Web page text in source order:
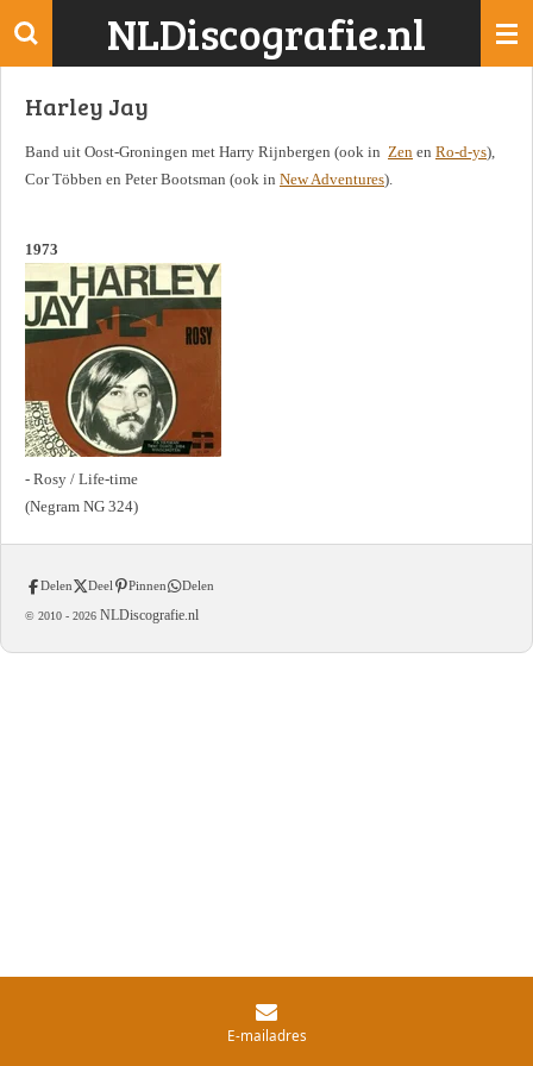
Ga
de
NLDiscografie.nl
Harley Jay
Band uit Oost-Groningen met Harry Rijnbergen (ook in Zen en Ro-d-ys),
Cor Többen en Peter Bootsman (ook in New Adventures).
1973
- Rosy / Life-time
(Negram NG 324)
Delen Deel Pinnen Delen
© 2010 - 2026 NLDiscografie.nl
E-mailadres